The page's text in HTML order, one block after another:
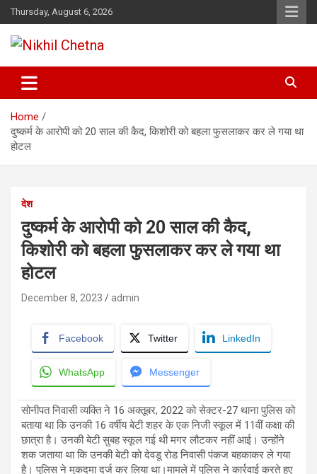
Skip
to
content
Thursday, August 6, 2026
Nikhil Chetna
Home
दुष्कर्म के आरोपी को 20 साल की कैद, किशोरी को बहला फुसलाकर कर ले गया था
होटल
देश
दुष्कर्म के आरोपी को 20 साल की कैद,
किशोरी को बहला फुसलाकर कर ले गया था
होटल
December 8, 2023 admin
Facebook Twitter LinkedIn
WhatsApp Messenger
सोनीपत निवासी व्यक्ति ने 16 अक्तूबर, 2022 को सेक्टर-27 थाना पुलिस को
बताया था कि उनकी 16 वर्षीय बेटी शहर के एक निजी स्कूल में 11वीं कक्षा की
छात्रा है। उनकी बेटी सुबह स्कूल गई थी मगर लौटकर नहीं आई। उन्होंने
शक जताया था कि उनकी बेटी को देवडू रोड निवासी पंकज बहकाकर ले गया
है। पुलिस ने मुकदमा दर्ज कर लिया था।मामले में पुलिस ने कार्रवाई करते हुए